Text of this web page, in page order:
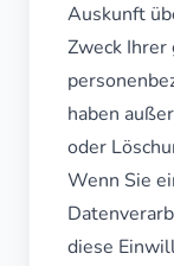
Auskunft
Zweck Ihrer
haben
oder
Wenn Sie
diese